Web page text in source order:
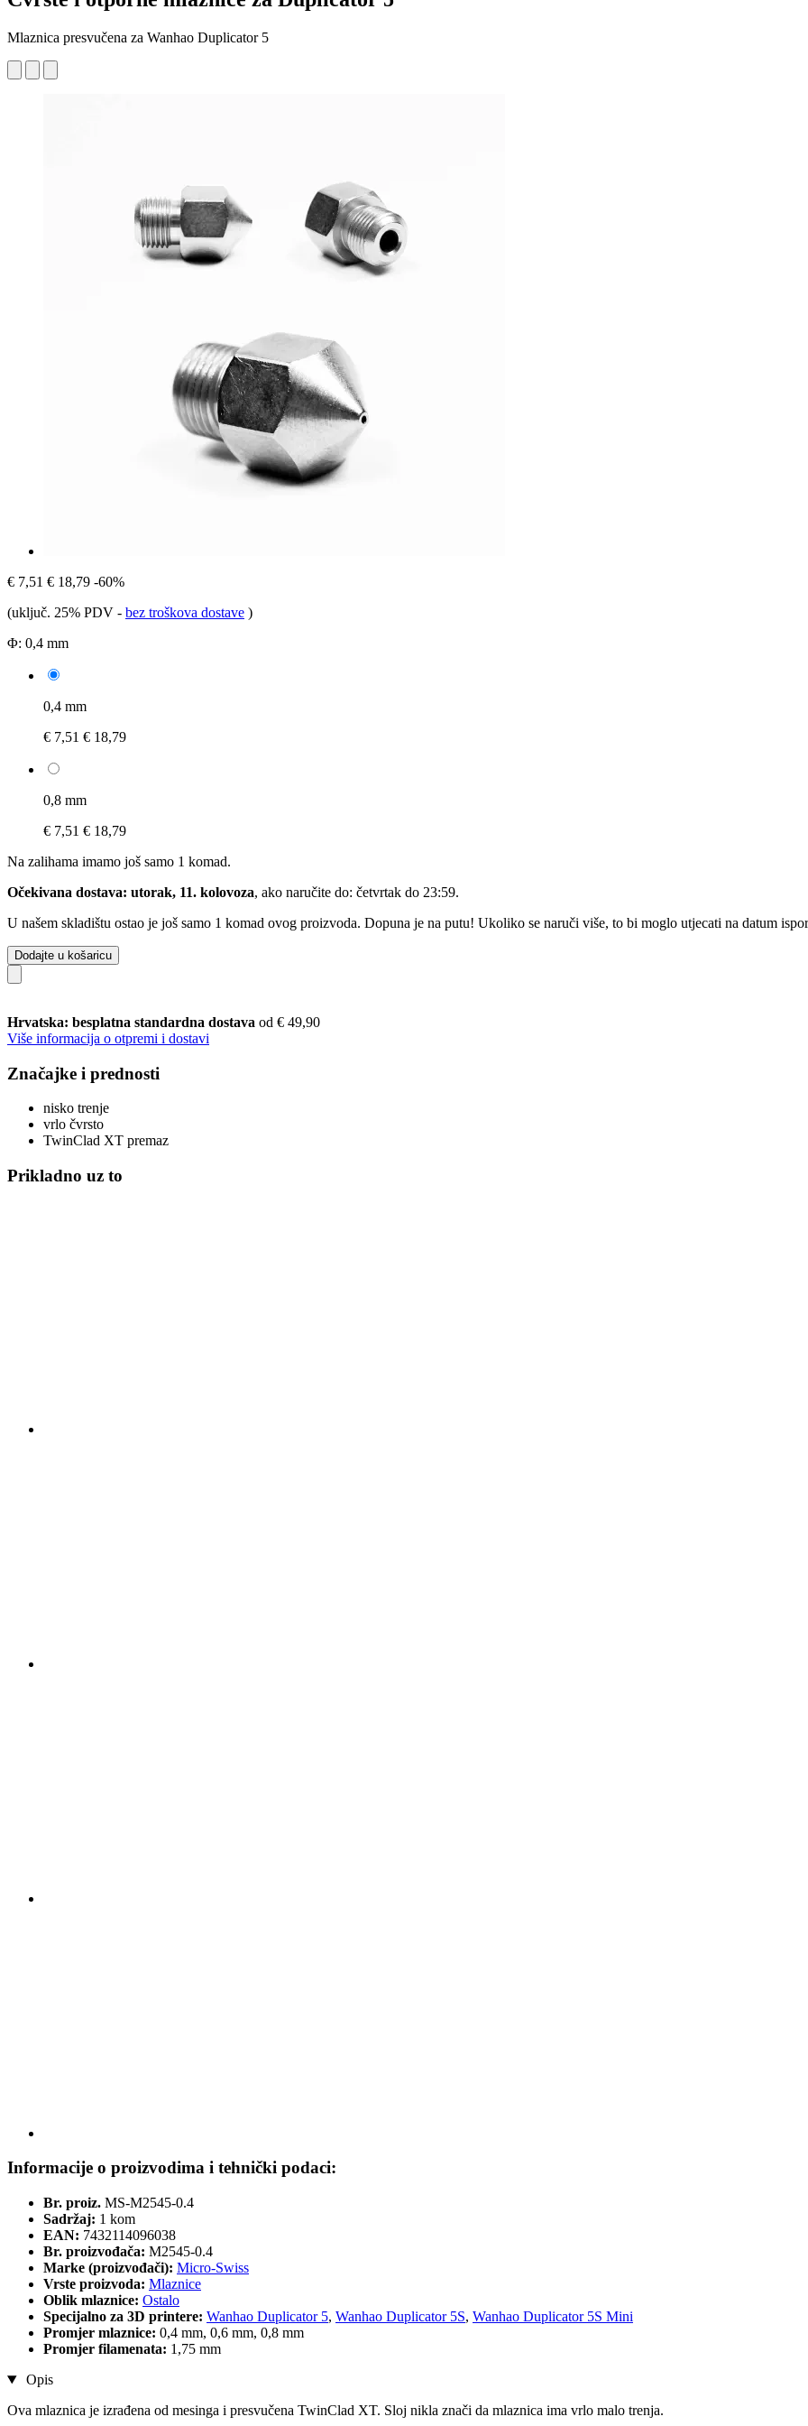
Mlaznica presvučena za Wanhao Duplicator 5
€ 7,51 € 18,79 -60%
(uključ. 25% PDV - bez troškova dostave )
Φ: 0,4 mm
0,4 mm
€ 7,51 € 18,79
0,8 mm
€ 7,51 € 18,79
Na zalihama imamo još samo 1 komad.
Očekivana dostava: utorak, 11. kolovoza, ako naručite do: četvrtak do 23:59.
U našem skladištu ostao je još samo 1 komad ovog proizvoda. Dopuna je na putu! Ukoliko se naruči više, to bi moglo utjecati na datum
Dodajte u košaricu
Hrvatska: besplatna standardna dostava od € 49,90
Više informacija o otpremi i dostavi
Značajke i prednosti
nisko trenje
vrlo čvrsto
TwinClad XT premaz
Prikladno uz to
Informacije o proizvodima i tehnički podaci:
Br. proiz. MS-M2545-0.4
Sadržaj: 1 kom
EAN: 7432114096038
Br. proizvođača: M2545-0.4
Marke (proizvođači): Micro-Swiss
Vrste proizvoda: Mlaznice
Oblik mlaznice: Ostalo
Specijalno za 3D printere: Wanhao Duplicator 5, Wanhao Duplicator 5S, Wanhao Duplicator 5S Mini
Promjer mlaznice: 0,4 mm, 0,6 mm, 0,8 mm
Promjer filamenata: 1,75 mm
Opis
Ova mlaznica je izrađena od mesinga i presvučena TwinClad XT. Sloj nikla znači da mlaznica ima vrlo malo trenja.